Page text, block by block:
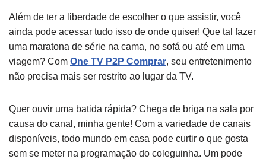
Além de ter a liberdade de escolher o que assistir, você
ainda pode acessar tudo isso de onde quiser! Que tal fazer
uma maratona de série na cama, no sofá ou até em uma
viagem? Com One TV P2P Comprar, seu entretenimento
não precisa mais ser restrito ao lugar da TV.
Quer ouvir uma batida rápida? Chega de briga na sala por
causa do canal, minha gente! Com a variedade de canais
disponíveis, todo mundo em casa pode curtir o que gosta
sem se meter na programação do coleguinha. Um pode